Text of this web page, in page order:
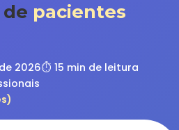
pacientes
2026⏱️ 15 min de leitura